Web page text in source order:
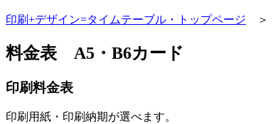
印刷+デザイン=タイムテーブル・トップページ ＞
料金表 A5・B6カード
印刷料金表
印刷用紙・印刷納期が選べます。